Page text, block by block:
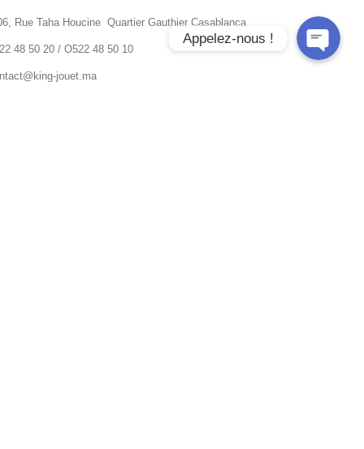
Rue Taha Houcine Quartier Gauthier Casablanca
48 50 20 / O522 48 50 10
jouet.ma
Appelez-nous !